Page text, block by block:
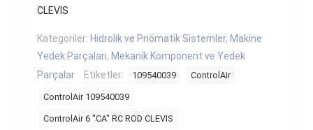
CLEVIS
Kategoriler: Hidrolik ve Pnömatik Sistemler, Makine
Yedek Parçaları, Mekanik Komponent ve Yedek
Parçalar
Etiketler: 109540039 ControlAir
ControlAir 109540039
ControlAir 6 "CA" RC ROD CLEVIS